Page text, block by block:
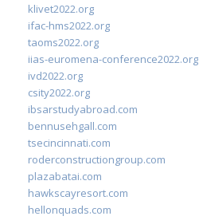
klivet2022.org
ifac-hms2022.org
taoms2022.org
iias-euromena-conference2022.org
ivd2022.org
csity2022.org
ibsarstudyabroad.com
bennusehgall.com
tsecincinnati.com
roderconstructiongroup.com
plazabatai.com
hawkscayresort.com
hellonquads.com